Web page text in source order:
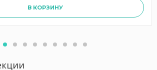
В КОРЗИНУ